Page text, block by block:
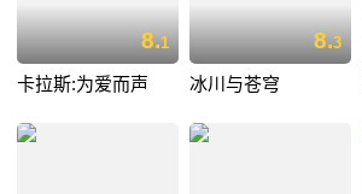
8.1
卡拉斯:为爱而声
8.3
冰川与苍穹